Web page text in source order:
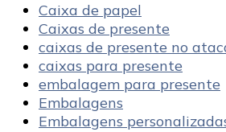
Caixa de papel
Caixas de presente
caixas de presente no
caixas para presente
embalagem para presente
Embalagens
Embalagens